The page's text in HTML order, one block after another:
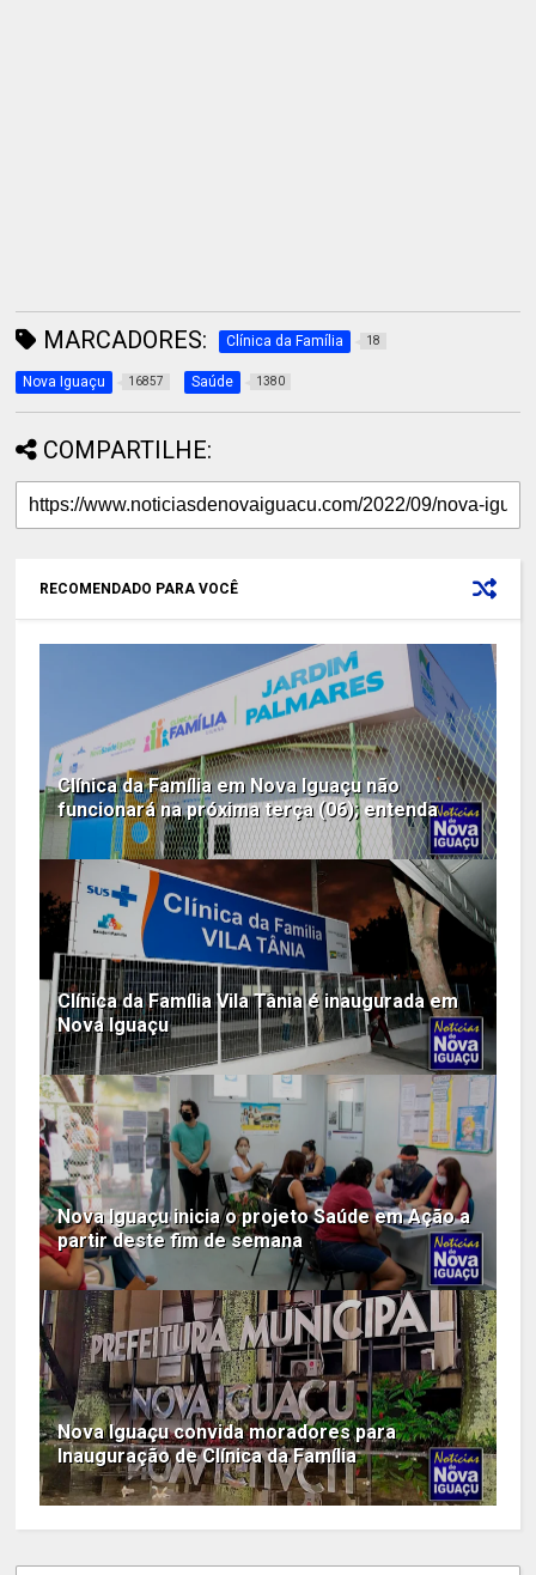
MARCADORES: Clínica da Família 18
Nova Iguaçu 16857 Saúde 1380
COMPARTILHE:
RECOMENDADO PARA VOCÊ
Clínica da Família em Nova Iguaçu não
funcionará na próxima terça (06); entenda
Clínica da Família Vila Tânia é inaugurada em
Nova Iguaçu
Nova Iguaçu inicia o projeto Saúde em Ação a
partir deste fim de semana
Nova Iguaçu convida moradores para
Inauguração de Clínica da Família